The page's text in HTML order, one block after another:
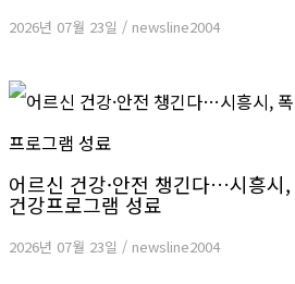
2026년 07월 23일 / newsline2004
어르신 건강·안전 챙긴다…시흥시
건강프로그램 성료
2026년 07월 23일 / newsline2004